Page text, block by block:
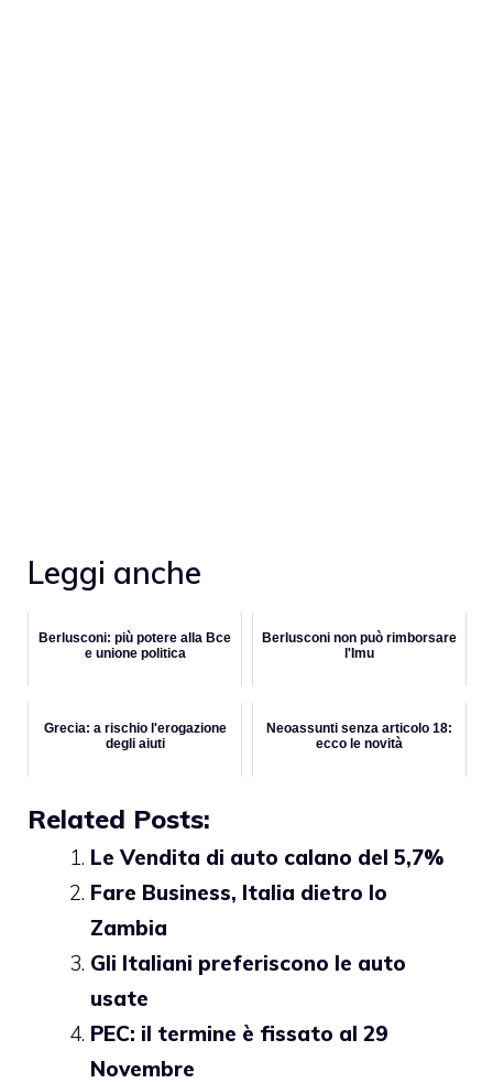
Leggi anche
Berlusconi: più potere alla Bce
e unione politica
Berlusconi non può rimborsare
l'Imu
Grecia: a rischio l'erogazione
degli aiuti
Neoassunti senza articolo 18:
ecco le novità
Related Posts:
Le Vendita di auto calano del 5,7%
Fare Business, Italia dietro lo
Zambia
Gli Italiani preferiscono le auto
usate
PEC: il termine è fissato al 29
Novembre